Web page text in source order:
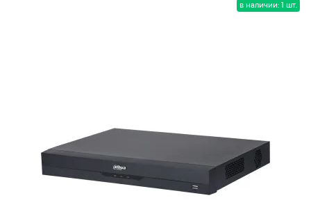
в наличии: 1 шт.